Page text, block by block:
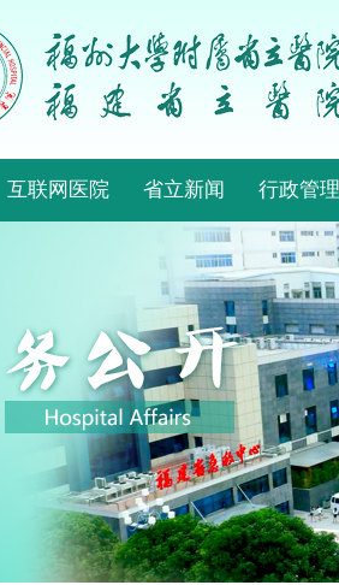
互联网医院 省立新闻 行政管理